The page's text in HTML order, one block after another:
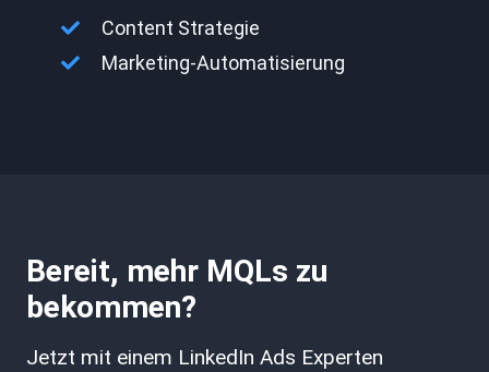
Content Strategie
Marketing-Automatisierung
Bereit, mehr MQLs zu
bekommen?
Jetzt mit einem LinkedIn Ads Experten